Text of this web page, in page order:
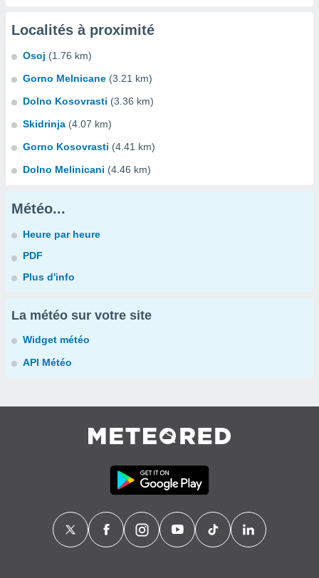
Localités à proximité
Osoj (1.76 km)
Gorno Melnicane (3.21 km)
Dolno Kosovrasti (3.36 km)
Skidrinja (4.07 km)
Gorno Kosovrasti (4.41 km)
Dolno Melinicani (4.46 km)
Météo...
Heure par heure
PDF
Plus d'info
La météo sur votre site
Widget météo
API Météo